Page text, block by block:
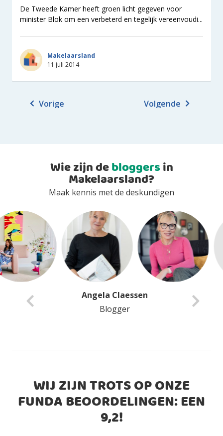
De Tweede Kamer heeft groen licht gegeven voor
minister Blok om een verbeterd en tegelijk vereenvoudi...
Makelaarsland
11 juli 2014
Vorige Volgende
Wie zijn debloggersin
Makelaarsland?
Maak kennis met de deskundigen
Anita Van Delft
Blogger
WIJ ZIJN TROTS OP ONZE
FUNDA BEOORDELINGEN: EEN
9,2!